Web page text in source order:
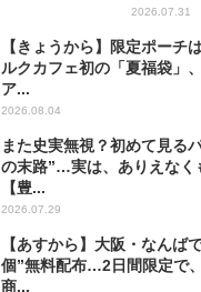
2026.07.31
【きょうから】限定ポーチ
ルクカフェ初の「夏福袋」
ア...
2026.08.04
また史実無視？初めて見る
の末路”…実は、ありえなく
【豊...
2026.07.29
【あすから】大阪・なんば
個”無料配布…2日間限定で
商...